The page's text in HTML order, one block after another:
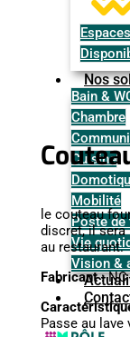
Nos
Bain &
Chambre
Cuisine
Mobilité
Poste de
Vie
Vision &
le couteau
discret, il sera
au restaurant.
Fabricant: NC
Passe au lave